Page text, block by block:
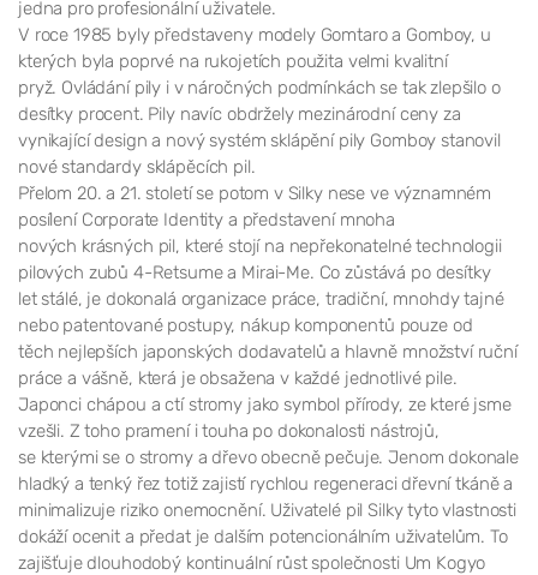
jedna pro profesionální uživatele.
V roce 1985 byly představeny modely Gomtaro a Gomboy, u
kterých byla poprvé na rukojetích použita velmi kvalitní
pryž. Ovládání pily i v náročných podmínkách se tak zlepšilo o
desítky procent. Pily navíc obdržely mezinárodní ceny za
vynikající design a nový systém sklápění pily Gomboy stanovil
nové standardy sklápěcích pil.
Přelom 20. a 21. století se potom v Silky nese ve významném
posílení Corporate Identity a představení mnoha
nových krásných pil, které stojí na nepřekonatelné technologii
pilových zubů 4-Retsume a Mirai-Me. Co zůstává po desítky
let stálé, je dokonalá organizace práce, tradiční, mnohdy tajné
nebo patentované postupy, nákup komponentů pouze od
těch nejlepších japonských dodavatelů a hlavně množství ruční
práce a vášně, která je obsažena v každé jednotlivé pile.
Japonci chápou a ctí stromy jako symbol přírody, ze které jsme
vzešli. Z toho pramení i touha po dokonalosti nástrojů,
se kterými se o stromy a dřevo obecně pečuje. Jenom dokonale
hladký a tenký řez totiž zajistí rychlou regeneraci dřevní tkáně a
minimalizuje riziko onemocnění. Uživatelé pil Silky tyto vlastnosti
dokáží ocenit a předat je dalším potencionálním uživatelům. To
zajišťuje dlouhodobý kontinuální růst společnosti Um Kogyo